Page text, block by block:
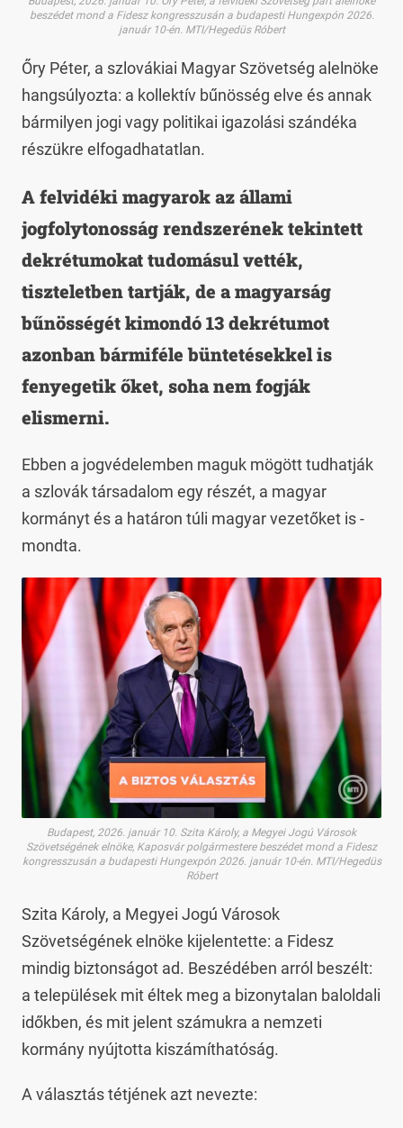
beszédet mond a Fidesz kongresszusán a budapesti Hungexpón 2026.
január 10-én. MTI/Hegedüs Róbert
Őry Péter, a szlovákiai Magyar Szövetség alelnöke
hangsúlyozta: a kollektív bűnösség elve és annak
bármilyen jogi vagy politikai igazolási szándéka
részükre elfogadhatatlan.
A felvidéki magyarok az állami
jogfolytonosság rendszerének tekintett
dekrétumokat tudomásul vették,
tiszteletben tartják, de a magyarság
bűnösségét kimondó 13 dekrétumot
azonban bármiféle büntetésekkel is
fenyegetik őket, soha nem fogják
elismerni.
Ebben a jogvédelemben maguk mögött tudhatják
a szlovák társadalom egy részét, a magyar
kormányt és a határon túli magyar vezetőket is -
mondta.
Budapest, 2026. január 10. Szita Károly, a Megyei Jogú Városok
Szövetségének elnöke, Kaposvár polgármestere beszédet mond a Fidesz
kongresszusán a budapesti Hungexpón 2026. január 10-én. MTI/Hegedüs
Róbert
Szita Károly, a Megyei Jogú Városok
Szövetségének elnöke kijelentette: a Fidesz
mindig biztonságot ad. Beszédében arról beszélt:
a települések mit éltek meg a bizonytalan baloldali
időkben, és mit jelent számukra a nemzeti
kormány nyújtotta kiszámíthatóság.
A választás tétjének azt nevezte: